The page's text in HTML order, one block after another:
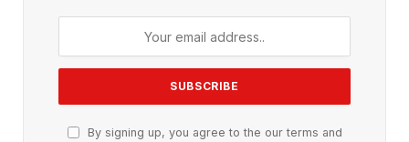
By signing up, you agree to the our terms and